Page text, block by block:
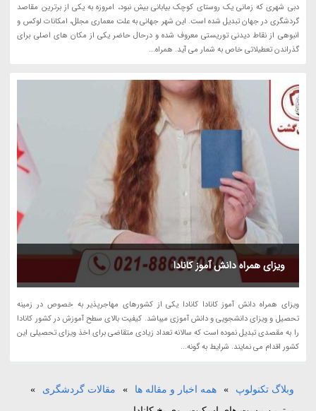
دبی شهری که زمانی یک روستای کوچک بیابانی بیش نبود، امروزه به یکی از برترین مقاصد
گردشگری در جهان تبدیل شده است. این شهر جهانی به علت معماری مجلل، امکانات لوکس و
انبوهی از نقاط دیدنی توریستی معروف شده و درحال حاضر یکی از مکان های اصلی برای
گذراندن تعطیلاتی خاص به شمار می آید. همراه...
ویزای همراه دانش آموز کانادا
ویزای همراه دانش آموز کانادا کانادا یکی از کشورهای مهاجرپذیر به خصوص در زمینه
تحصیل و ویزای دانشجویی و دانش آموزی میباشد. کیفیت بالای سطح آموزش در کشور کانادا
را به مقصدی تبدیل نموده است که سالانه تعداد زیادی متقاضی برای اخذ ویزای تحصیلی این
کشور اقدام می نمایند. شرایط به گونه...
وبلاگ تکنولوپ » همه اخبار و مقاله ها » مقالات گردشگری
»